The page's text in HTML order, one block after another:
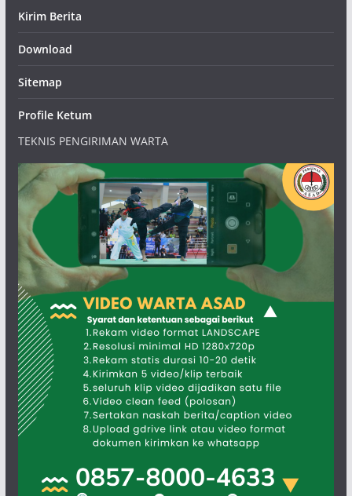
Kirim Berita
Download
Sitemap
Profile Ketum
TEKNIS PENGIRIMAN WARTA